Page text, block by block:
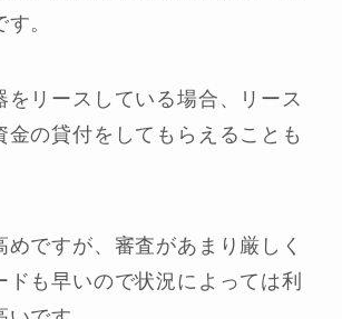
。
をリースしている場合、リース
金の貸付をしてもらえることも
めですが、審査があまり厳しく
ドも早いので状況によっては利